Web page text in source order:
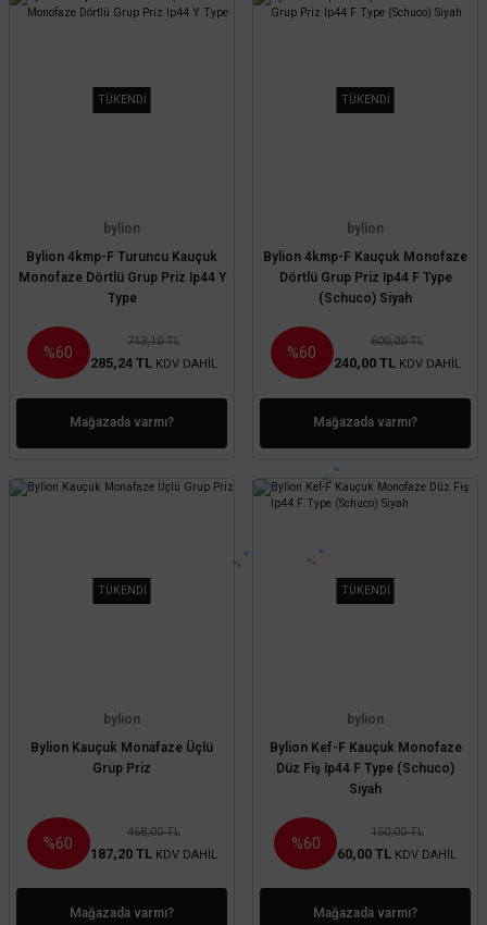
TÜKENDİ
bylion
Bylion 4kmp-F Turuncu Kauçuk
Monofaze Dörtlü Grup Priz Ip44 Y
Type
%60
713,10 TL
285,24 TL KDV DAHİL
Mağazada varmı?
TÜKENDİ
bylion
Bylion 4kmp-F Kauçuk Monofaze
Dörtlü Grup Priz Ip44 F Type
(Schuco) Siyah
%60
600,00 TL
240,00 TL KDV DAHİL
Mağazada varmı?
TÜKENDİ
bylion
Bylion Kauçuk Monafaze Üçlü
Grup Priz
%60
468,00 TL
187,20 TL KDV DAHİL
Mağazada varmı?
TÜKENDİ
bylion
Bylion Kef-F Kauçuk Monofaze
Düz Fiş Ip44 F Type (Schuco)
Siyah
%60
150,00 TL
60,00 TL KDV DAHİL
Mağazada varmı?